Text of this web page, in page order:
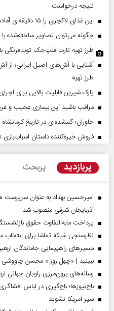
نتیجه درخواست
این غذای لاکچری را ۱۵ دقیقه‌ای آماده کنید
چگونه می‌توان تصاویر
طرز تهیه تارت فلپ‌جک توت‌فرنگی
آشنایی با آش‌های اصیل ایرانی؛
طرز تهیه
پارک شیرین قابلیت‌ بالایی برای
مراقب باشید این بیماری عجیب و
خاوران؛ گمشده‌ای در تاریخ کرمانشاه
فروش خیره‌کننده داستان اسباب‌بازی ۵؛ بزرگ‌ترین افتتاحیه سال برای پیکسار
پربازدید پربحث
امیرحسین بهداد به عنوان
آذربایجان شرقی منصوب شد
پرداخت مابه‌التفاوت حقوق
نظرسنجی شبکه تماشا برای
مسیر‌های راهپیمایی جاماندگان
ببینید | «چهل روز » محسن
رسانه‌های برون‌مرزی راویان جهانی
باج‌نیوزها؛ باج‌گیری در لباس افشاگری
سپر آمریکا نشوید